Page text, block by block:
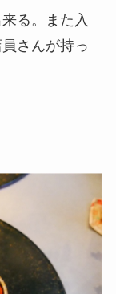
る。また入
さんが持っ